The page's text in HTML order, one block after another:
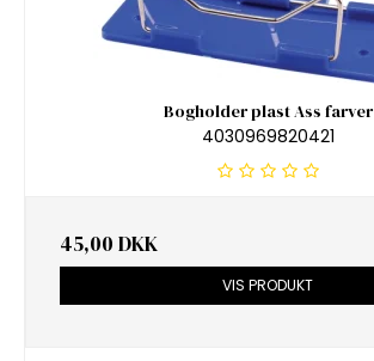
Bogholder plast Ass farver
4030969820421
45,00 DKK
VIS PRODUKT